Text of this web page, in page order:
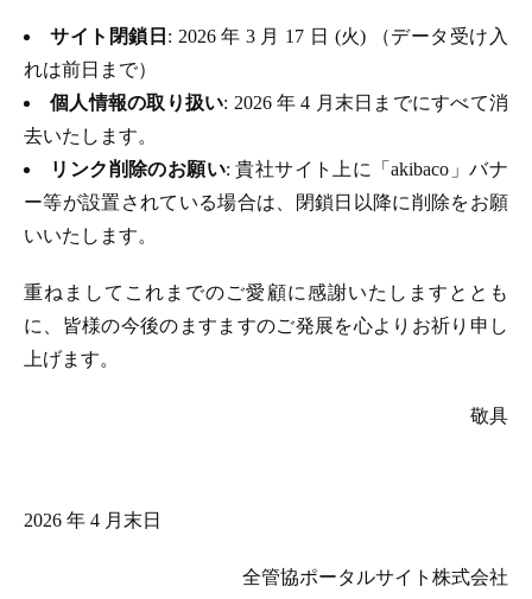
サイト閉鎖日 : 2026 年 3 月 17 日 (火) （データ受け入
れは前日まで）
個人情報の取り扱い: 2026 年 4 月末日までにすべて消
去いたします。
リンク削除のお願い: 貴社サイト上に「akibaco」バナ
ー等が設置されている場合は、閉鎖日以降に削除をお願
いいたします。
重ねましてこれまでのご愛顧に感謝いたしますととも
に、皆様の今後のますますのご発展を心よりお祈り申し
上げます。
敬具
2026 年 4 月末日
全管協ポータルサイト株式会社